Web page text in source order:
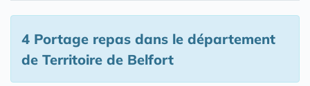
4 Portage repas dans le département
de Territoire de Belfort